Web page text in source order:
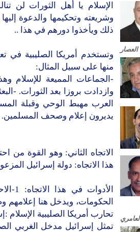
الإسلام يا أهل الثورات لن
وشريعته وتحكيمها والدعوة
ذلك ويأخذوا دورهم في هذا ..
وتستخدم أمريكا الصليبية في
منها على سبيل المثال:
-الجماعات المميعة للإسلام
وازدادت بروزا بعد الثورات. -
العرب مهبط الوحي وقبلة
يديرون إعلام وصحف المسلمين.
الاتجاه الثاني: وهو القوة من
هذا الاتجاه: دولة إسرائيل
الحكومات، ويدخل هنا إعلامهم
تحارب أمريكا الصليبية الإسلام
تمثل إسرائيل مدخل الغربي